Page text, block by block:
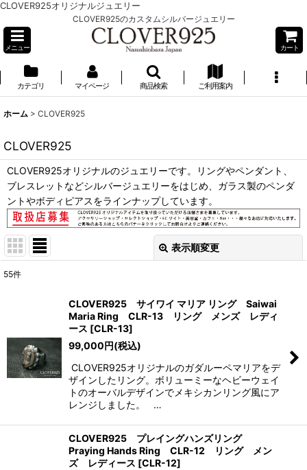
CLOVER925オリジナルジュエリー
CLOVER925のカスタムシルバージュエリー
メニュー カート
カテゴリ マイページ 商品検索 ご利用案内
ホーム > CLOVER925
CLOVER925
CLOVER925オリジナルのジュエリーです。リングやペンダント、
ブレスレットなどシルバージュエリーをはじめ、ガラス製のペンダ
ントやボディピアスをラインナップしています。
表示順変更
サブカテゴリ
表示数:
並び順:
55件
CLOVER925 サイワイ マリア リング Saiwai
Maria Ring CLR-13 リング メンズ レディ
ース [CLR-13]
99,000円(税込)
CLOVER925オリジナルのガダルーペマリアをデ
ザインしたリング。ボリューミーなヘビーウェイ
トのオーバルデザインでメキシカンリング風にア
レンジしました。 …
CLOVER925 プレイングハンズリング
Praying Hands Ring CLR-12 リング メン
ズ レディース [CLR-12]